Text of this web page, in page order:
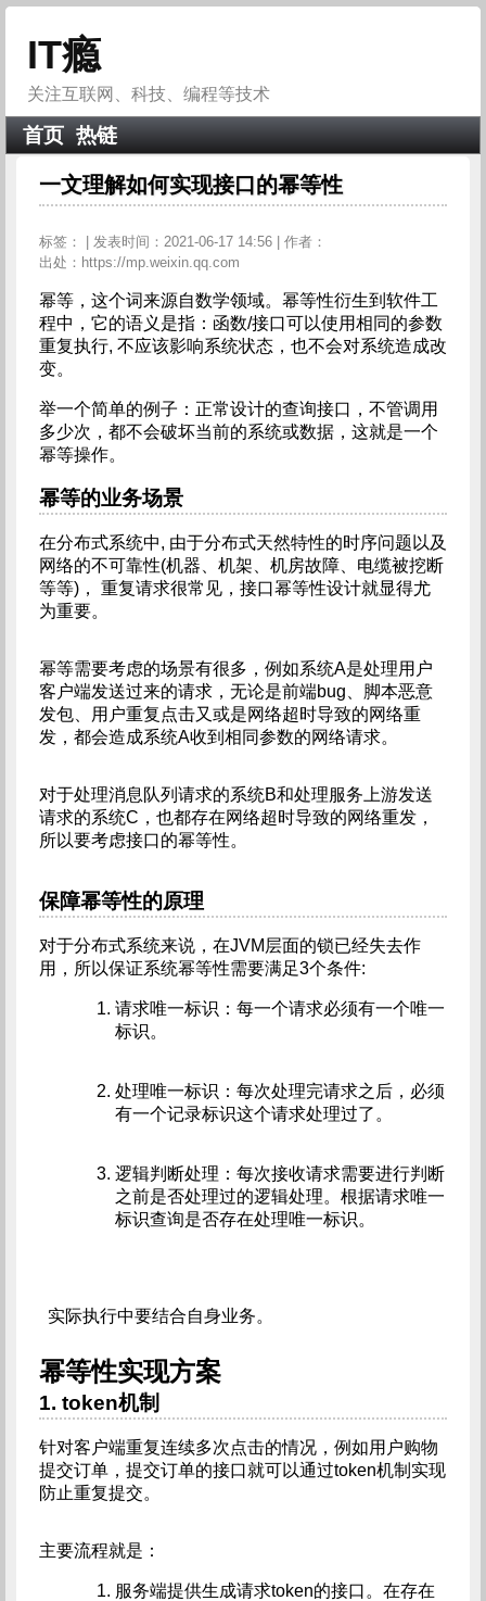
IT瘾
关注互联网、科技、编程等技术
首页 热链
一文理解如何实现接口的幂等性
标签：
| 发表时间：2021-06-17 14:56 | 作者：
出处：https://mp.weixin.qq.com
幂等，这个词来源自数学领域。幂等性衍生到软件工
程中，它的语义是指：函数/接口可以使用相同的参数
重复执行, 不应该影响系统状态，也不会对系统造成改
变。
举一个简单的例子：正常设计的查询接口，不管调用
多少次，都不会破坏当前的系统或数据，这就是一个
幂等操作。
幂等的业务场景
在分布式系统中, 由于分布式天然特性的时序问题以及
网络的不可靠性(机器、机架、机房故障、电缆被挖断
等等)， 重复请求很常见，接口幂等性设计就显得尤
为重要。
幂等需要考虑的场景有很多，例如系统A是处理用户
客户端发送过来的请求，无论是前端bug、脚本恶意
发包、用户重复点击又或是网络超时导致的网络重
发，都会造成系统A收到相同参数的网络请求。
对于处理消息队列请求的系统B和处理服务上游发送
请求的系统C，也都存在网络超时导致的网络重发，
所以要考虑接口的幂等性。
保障幂等性的原理
对于分布式系统来说，在JVM层面的锁已经失去作
用，所以保证系统幂等性需要满足3个条件:
请求唯一标识：每一个请求必须有一个唯一
标识。
处理唯一标识：每次处理完请求之后，必须
有一个记录标识这个请求处理过了。
逻辑判断处理：每次接收请求需要进行判断
之前是否处理过的逻辑处理。根据请求唯一
标识查询是否存在处理唯一标识。
实际执行中要结合自身业务。
幂等性实现方案
1. token机制
针对客户端重复连续多次点击的情况，例如用户购物
提交订单，提交订单的接口就可以通过token机制实现
防止重复提交。
主要流程就是：
服务端提供生成请求token的接口。在存在